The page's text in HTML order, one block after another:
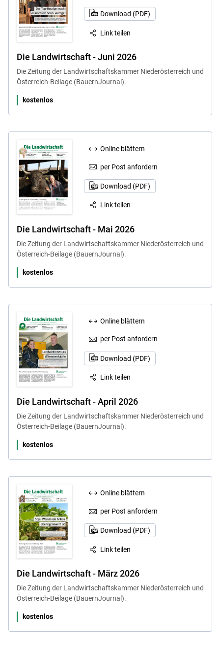
Download (PDF)
Link teilen
Die Landwirtschaft - Juni 2026
Die Zeitung der Landwirtschaftskammer Niederösterreich und
Österreich-Beilage (BauernJournal).
kostenlos
Online blättern
per Post anfordern
Download (PDF)
Link teilen
Die Landwirtschaft - Mai 2026
Die Zeitung der Landwirtschaftskammer Niederösterreich und
Österreich-Beilage (BauernJournal).
kostenlos
Online blättern
per Post anfordern
Download (PDF)
Link teilen
Die Landwirtschaft - April 2026
Die Zeitung der Landwirtschaftskammer Niederösterreich und
Österreich-Beilage (BauernJournal).
kostenlos
Online blättern
per Post anfordern
Download (PDF)
Link teilen
Die Landwirtschaft - März 2026
Die Zeitung der Landwirtschaftskammer Niederösterreich und
Österreich-Beilage (BauernJournal).
kostenlos